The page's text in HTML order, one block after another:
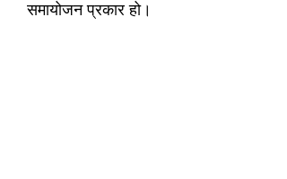
समायोजन प्रकार हो।